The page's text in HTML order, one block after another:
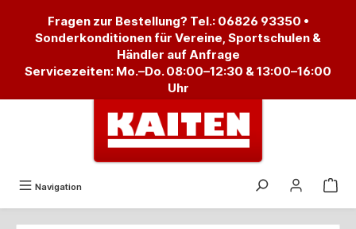
Fragen zur Bestellung? Tel.: 06826 93350 •
Sonderkonditionen für Vereine, Sportschulen &
Händler auf Anfrage
Servicezeiten: Mo.–Do. 08:00–12:30 & 13:00–16:00
Uhr
Navigation